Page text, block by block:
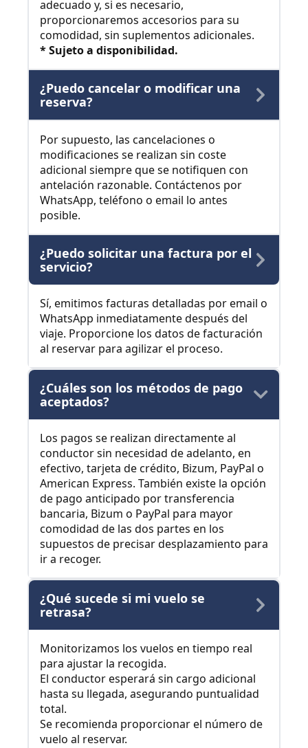
adecuado y, si es necesario,
proporcionaremos accesorios para su
comodidad, sin suplementos adicionales.
* Sujeto a disponibilidad.
¿Puedo cancelar o modificar una
reserva?
Por supuesto, las cancelaciones o
modificaciones se realizan sin coste
adicional siempre que se notifiquen con
antelación razonable. Contáctenos por
WhatsApp, teléfono o email lo antes
posible.
¿Puedo solicitar una factura por el
servicio?
Sí, emitimos facturas detalladas por email o
WhatsApp inmediatamente después del
viaje. Proporcione los datos de facturación
al reservar para agilizar el proceso.
¿Cuáles son los métodos de pago
aceptados?
Los pagos se realizan directamente al
conductor sin necesidad de adelanto, en
efectivo, tarjeta de crédito, Bizum, PayPal o
American Express. También existe la opción
de pago anticipado por transferencia
bancaria, Bizum o PayPal para mayor
comodidad de las dos partes en los
supuestos de precisar desplazamiento para
ir a recoger.
¿Qué sucede si mi vuelo se
retrasa?
Monitorizamos los vuelos en tiempo real
para ajustar la recogida.
El conductor esperará sin cargo adicional
hasta su llegada, asegurando puntualidad
total.
Se recomienda proporcionar el número de
vuelo al reservar.